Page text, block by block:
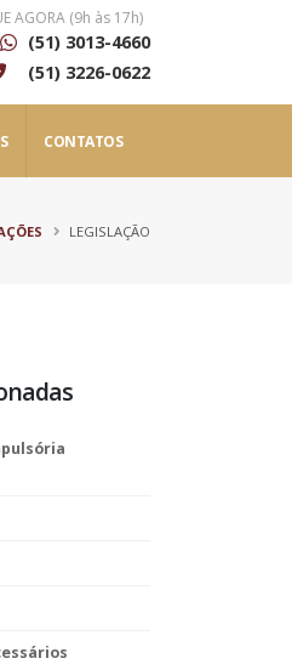
AGORA (9h às 17h)
(51) 3013-4660
(51) 3226-0622
CONTATOS
LEGISLAÇÃO